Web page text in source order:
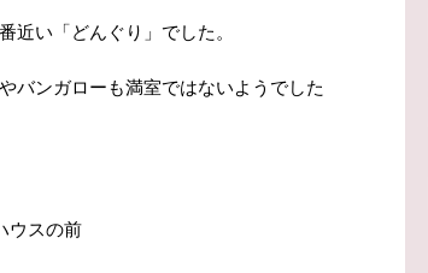
近い「どんぐり」でした。
バンガローも満室ではないようでした
ウスの前